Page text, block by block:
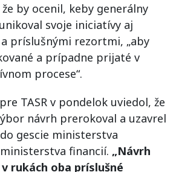
by ocenil, keby generálny
svoje iniciatívy aj
príslušnými rezortmi, „aby
a prípadne prijaté v
procese“.
TASR v pondelok uviedol, že
návrh prerokoval a uzavrel
gescie ministerstva
financií. „Návrh
rukách oba príslušné